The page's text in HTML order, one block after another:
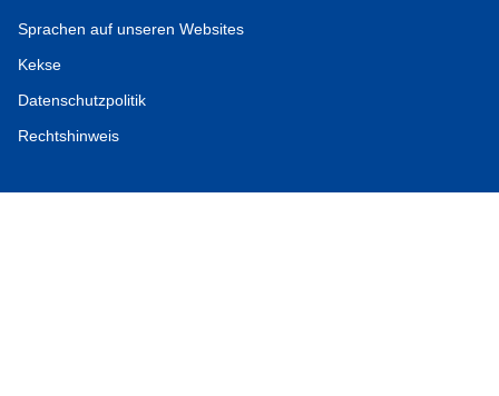
Sprachen auf unseren Websites
Kekse
Datenschutzpolitik
Rechtshinweis